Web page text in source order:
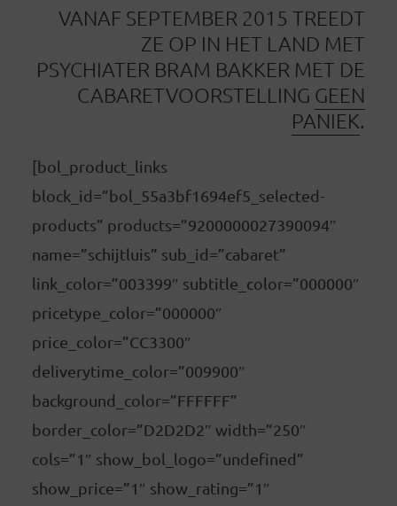
VANAF SEPTEMBER 2015 TREEDT
ZE OP IN HET LAND MET
PSYCHIATER BRAM BAKKER MET DE
CABARETVOORSTELLING GEEN
PANIEK.
[bol_product_links
block_id=”bol_55a3bf1694ef5_selected-
products” products=”9200000027390094″
name=”schijtluis” sub_id=”cabaret”
link_color=”003399″ subtitle_color=”000000″
pricetype_color=”000000″
price_color=”CC3300″
deliverytime_color=”009900″
background_color=”FFFFFF”
border_color=”D2D2D2″ width=”250″
cols=”1″ show_bol_logo=”undefined”
show_price=”1″ show_rating=”1″